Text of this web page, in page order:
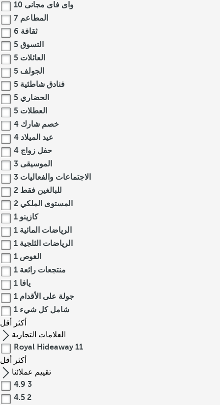
واى فاى مجانى 10
المطاعم 7
ثقافة 6
التسوق 5
العائلات 5
الجولف 5
فنادق شاطئية 5
الحضاري 5
العطلات 5
خصم شارك 4
عيد الميلاد 4
حفل زواج 4
الموسيقى 3
الاجتماعات والفعاليات 3
للبالغين فقط 2
المستوى الملكي 2
كازينو 1
الرياضات المائية 1
الرياضات الثلجية 1
الغوص 1
منتجعات رائعة 1
يافا 1
جولة على الأقدام 1
شامل كل شيء 1
أكثر
أقل
العلامات التجارية
Royal Hideaway 11
أكثر
أقل
تقييم عملائنا
4.9 3
4.5 2